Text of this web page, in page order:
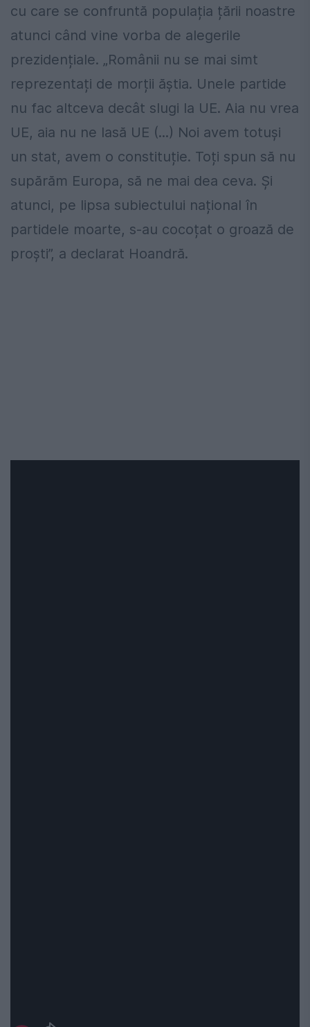
cu care se confruntă populația țării noastre
atunci când vine vorba de alegerile
prezidențiale. „Românii nu se mai simt
reprezentați de morții ăștia. Unele partide
nu fac altceva decât slugi la UE. Aia nu vrea
UE, aia nu ne lasă UE (...) Noi avem totuși
un stat, avem o constituție. Toți spun să nu
supărăm Europa, să ne mai dea ceva. Și
atunci, pe lipsa subiectului național în
partidele moarte, s-au cocoțat o groază de
proști”, a declarat Hoandră.